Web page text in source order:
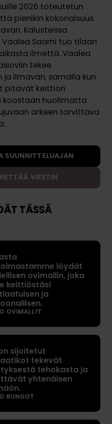
2026 toteutetun
pienikin kokonaisuus
Kalusteissa
Saarni tuo tilaan
ilmettä. Vaalea
tekee
ja ilmavan, samalla kun
pitävät keittiön
koostaan huolimatta
arkeen tarvittava
SUUNNITTELUAJAN
VIESTIN
TÄSSÄ
löydät
ovimallin, joka
keittiöstäsi
ja
OVIMALLIT
sijoitetut
tekevät
tehokasta ja
yhtenäisen
RUNGOT